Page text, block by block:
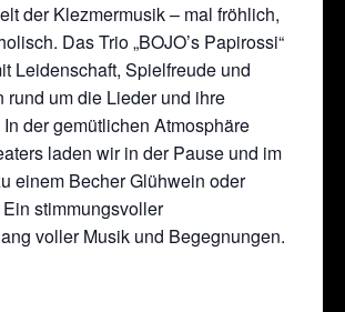
der Klezmermusik – mal fröhlich,
Das Trio „BOJO’s Papirossi“
Leidenschaft, Spielfreude und
rund um die Lieder und ihre
der gemütlichen Atmosphäre
laden wir in der Pause und im
einem Becher Glühwein oder
stimmungsvoller
voller Musik und Begegnungen.